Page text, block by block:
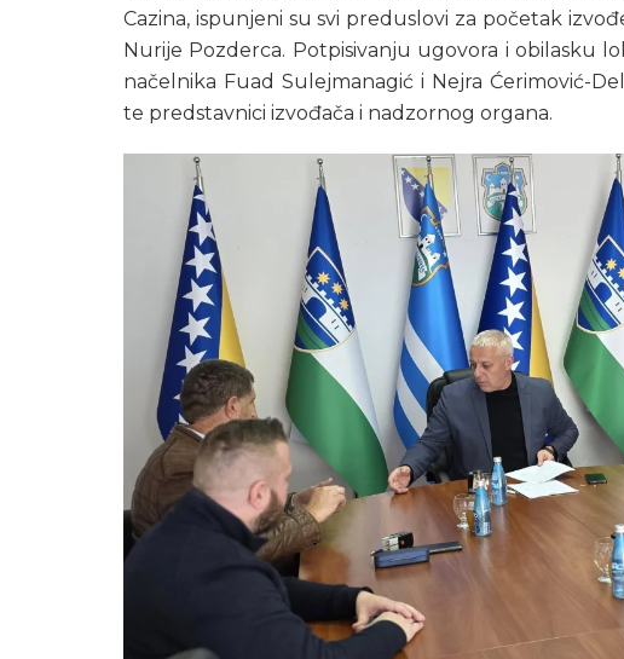
Cazina, ispunjeni su svi preduslovi za početak
Nurije Pozderca. Potpisivanju ugovora i obilasku
načelnika Fuad Sulejmanagić i Nejra Ćerimović-
te predstavnici izvođača i nadzornog organa.